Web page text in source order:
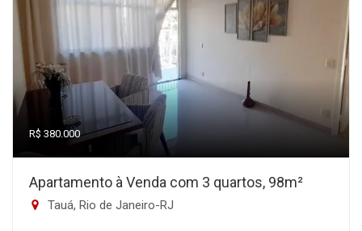
R$ 380.000
Apartamento à Venda com 3 quartos, 98m²
Tauá, Rio de Janeiro-RJ